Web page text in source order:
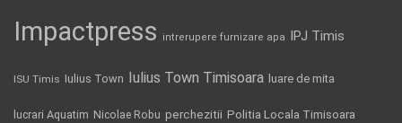
Impactpress intrerupere furnizare apa IPJ Timis
ISU Timis Iulius Town Iulius Town Timisoara luare de mita
lucrari Aquatim Nicolae Robu perchezitii Politia Locala Timisoara